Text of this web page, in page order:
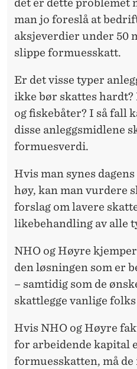
det er dette problemet
man jo foreslå at
aksjeverdier under 50
slippe formuesskatt.
Er det visse typer
ikke bør skattes
og fiskebåter? I så fall
disse anleggsmidlene
formuesverdi.
Hvis man synes
høy, kan man vurdere
forslag om lavere
likebehandling av alle
NHO og Høyre
den løsningen som er
– samtidig som de
skattlegge vanlige
Hvis NHO og Høyre
for arbeidende kapital
formuesskatten, må